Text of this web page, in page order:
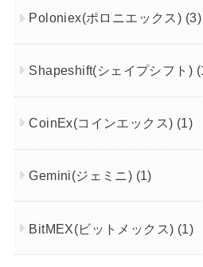
Poloniex(ポロニエックス) (3)
Shapeshift(シェイプシフト)
CoinEx(コインエックス) (1)
Gemini(ジェミニ) (1)
BitMEX(ビットメックス) (1)